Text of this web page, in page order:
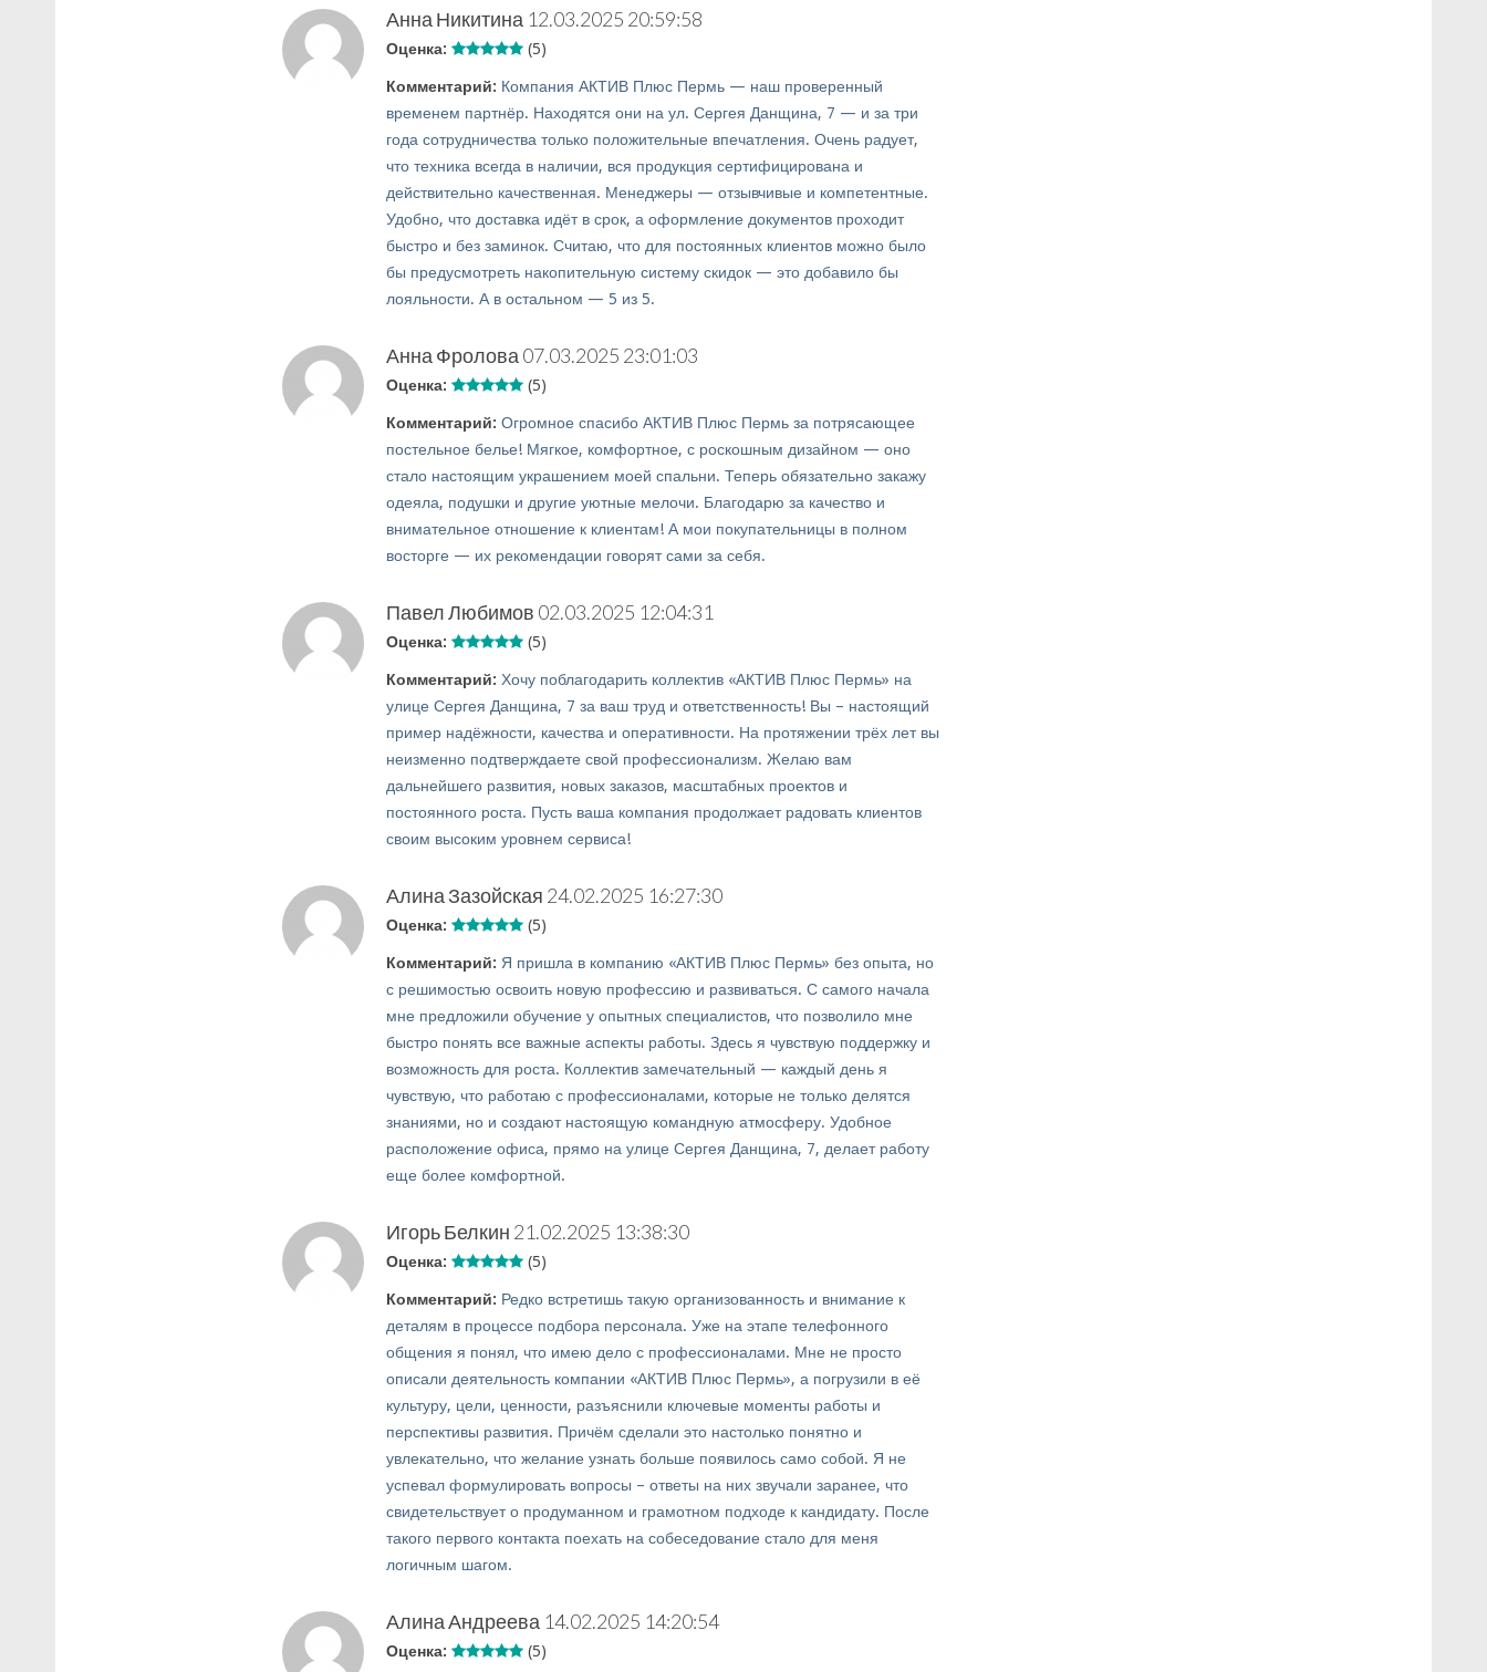
Анна Никитина 12.03.2025 20:59:58
Оценка: (5)
Комментарий: Компания АКТИВ Плюс Пермь — наш проверенный
временем партнёр. Находятся они на ул. Сергея Данщина, 7 — и за три
года сотрудничества только положительные впечатления. Очень радует,
что техника всегда в наличии, вся продукция сертифицирована и
действительно качественная. Менеджеры — отзывчивые и компетентные.
Удобно, что доставка идёт в срок, а оформление документов проходит
быстро и без заминок. Считаю, что для постоянных клиентов можно было
бы предусмотреть накопительную систему скидок — это добавило бы
лояльности. А в остальном — 5 из 5.
Анна Фролова 07.03.2025 23:01:03
Оценка: (5)
Комментарий: Огромное спасибо АКТИВ Плюс Пермь за потрясающее
постельное белье! Мягкое, комфортное, с роскошным дизайном — оно
стало настоящим украшением моей спальни. Теперь обязательно закажу
одеяла, подушки и другие уютные мелочи. Благодарю за качество и
внимательное отношение к клиентам! А мои покупательницы в полном
восторге — их рекомендации говорят сами за себя.
Павел Любимов 02.03.2025 12:04:31
Оценка: (5)
Комментарий: Хочу поблагодарить коллектив «АКТИВ Плюс Пермь» на
улице Сергея Данщина, 7 за ваш труд и ответственность! Вы – настоящий
пример надёжности, качества и оперативности. На протяжении трёх лет вы
неизменно подтверждаете свой профессионализм. Желаю вам
дальнейшего развития, новых заказов, масштабных проектов и
постоянного роста. Пусть ваша компания продолжает радовать клиентов
своим высоким уровнем сервиса!
Алина Зазойская 24.02.2025 16:27:30
Оценка: (5)
Комментарий: Я пришла в компанию «АКТИВ Плюс Пермь» без опыта, но
с решимостью освоить новую профессию и развиваться. С самого начала
мне предложили обучение у опытных специалистов, что позволило мне
быстро понять все важные аспекты работы. Здесь я чувствую поддержку и
возможность для роста. Коллектив замечательный — каждый день я
чувствую, что работаю с профессионалами, которые не только делятся
знаниями, но и создают настоящую командную атмосферу. Удобное
расположение офиса, прямо на улице Сергея Данщина, 7, делает работу
еще более комфортной.
Игорь Белкин 21.02.2025 13:38:30
Оценка: (5)
Комментарий: Редко встретишь такую организованность и внимание к
деталям в процессе подбора персонала. Уже на этапе телефонного
общения я понял, что имею дело с профессионалами. Мне не просто
описали деятельность компании «АКТИВ Плюс Пермь», а погрузили в её
культуру, цели, ценности, разъяснили ключевые моменты работы и
перспективы развития. Причём сделали это настолько понятно и
увлекательно, что желание узнать больше появилось само собой. Я не
успевал формулировать вопросы – ответы на них звучали заранее, что
свидетельствует о продуманном и грамотном подходе к кандидату. После
такого первого контакта поехать на собеседование стало для меня
логичным шагом.
Алина Андреева 14.02.2025 14:20:54
Оценка: (5)